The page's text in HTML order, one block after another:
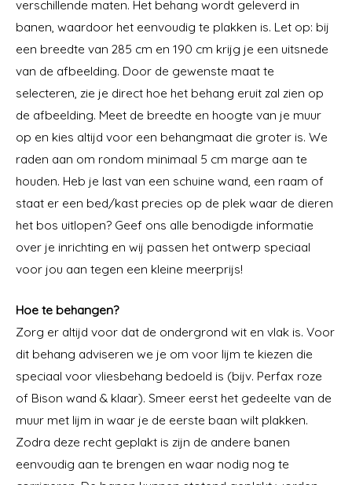
verschillende maten. Het behang wordt geleverd in
banen, waardoor het eenvoudig te plakken is. Let op: bij
een breedte van 285 cm en 190 cm krijg je een uitsnede
van de afbeelding. Door de gewenste maat te
selecteren, zie je direct hoe het behang eruit zal zien op
de afbeelding. Meet de breedte en hoogte van je muur
op en kies altijd voor een behangmaat die groter is. We
raden aan om rondom minimaal 5 cm marge aan te
houden. Heb je last van een schuine wand, een raam of
staat er een bed/kast precies op de plek waar de dieren
het bos uitlopen? Geef ons alle benodigde informatie
over je inrichting en wij passen het ontwerp speciaal
voor jou aan tegen een kleine meerprijs!
Hoe te behangen?
Zorg er altijd voor dat de ondergrond wit en vlak is. Voor
dit behang adviseren we je om voor lijm te kiezen die
speciaal voor vliesbehang bedoeld is (bijv. Perfax roze
of Bison wand & klaar). Smeer eerst het gedeelte van de
muur met lijm in waar je de eerste baan wilt plakken.
Zodra deze recht geplakt is zijn de andere banen
eenvoudig aan te brengen en waar nodig nog te